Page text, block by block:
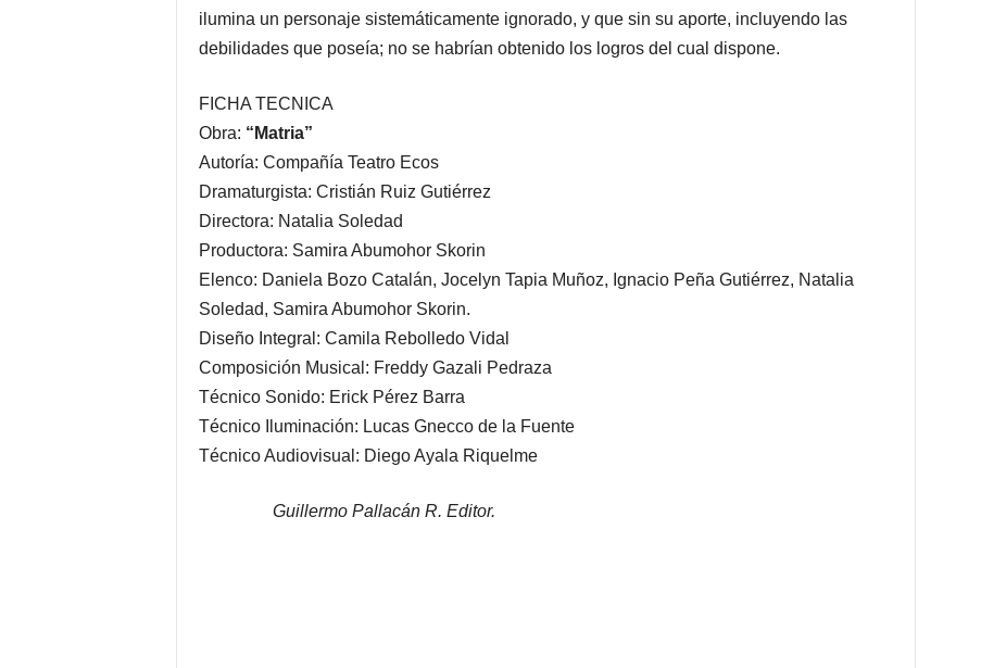
ilumina un personaje sistemáticamente ignorado, y que sin su aporte, incluyendo las
debilidades que poseía; no se habrían obtenido los logros del cual dispone.
FICHA TECNICA
Obra: “Matria”
Autoría: Compañía Teatro Ecos
Dramaturgista: Cristián Ruiz Gutiérrez
Directora: Natalia Soledad
Productora: Samira Abumohor Skorin
Elenco: Daniela Bozo Catalán, Jocelyn Tapia Muñoz, Ignacio Peña Gutiérrez, Natalia
Soledad, Samira Abumohor Skorin.
Diseño Integral: Camila Rebolledo Vidal
Composición Musical: Freddy Gazali Pedraza
Técnico Sonido: Erick Pérez Barra
Técnico Iluminación: Lucas Gnecco de la Fuente
Técnico Audiovisual: Diego Ayala Riquelme
Guillermo Pallacán R. Editor.